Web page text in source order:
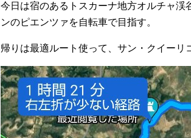
今日は宿のあるトスカーナ地方オルチャ
ンのピエンツァを自転車で目指す。
帰りは最適ルート使って、サン・クイー